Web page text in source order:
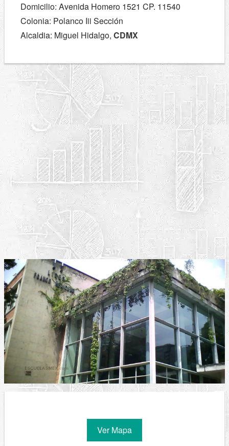
Domicilio: Avenida Homero 1521 CP. 11540
Colonia: Polanco Iii Sección
Alcaldia: Miguel Hidalgo, CDMX
Ver Mapa